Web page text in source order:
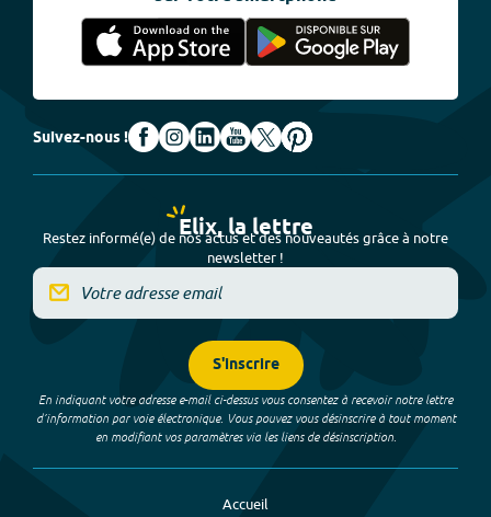
Suivez-nous !
Elix, la lettre
Restez informé(e) de nos actus et des nouveautés grâce à notre
newsletter !
S'inscrire
En indiquant votre adresse e-mail ci-dessus vous consentez à recevoir notre lettre
d’information par voie électronique. Vous pouvez vous désinscrire à tout moment
en modifiant vos paramètres via les liens de désinscription.
Accueil